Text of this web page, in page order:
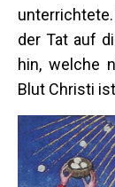
der Tat auf
hin, welche
Blut Christi